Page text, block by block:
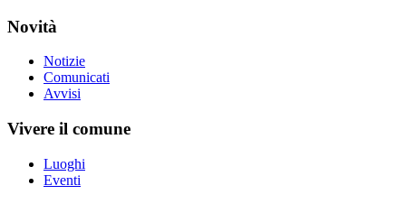
Novità
Notizie
Comunicati
Avvisi
Vivere il comune
Luoghi
Eventi